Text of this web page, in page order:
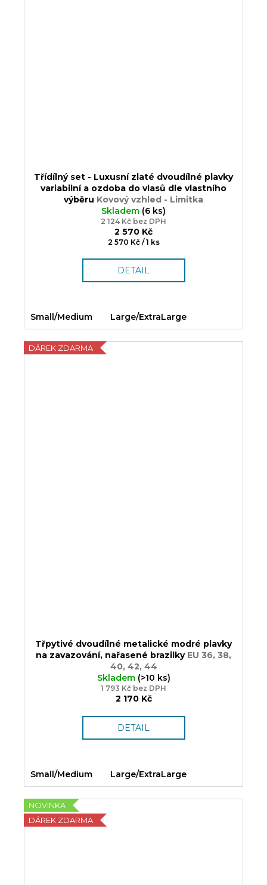
Třídílný set - Luxusní zlaté dvoudílné plavky
variabilní a ozdoba do vlasů dle vlastního
výběru Kovový vzhled - Limitka
Skladem (6 ks)
2 124 Kč bez DPH
2 570 Kč
Měrná
2 570 Kč / 1 ks
DETAIL
Small/Medium Large/ExtraLarge
DÁREK ZDARMA
Třpytivé dvoudílné metalické modré plavky
na zavazování, nařasené brazilky EU 36, 38,
40, 42, 44
Skladem (>10 ks)
1 793 Kč bez DPH
2 170 Kč
DETAIL
Small/Medium Large/ExtraLarge
NOVINKA
DÁREK ZDARMA